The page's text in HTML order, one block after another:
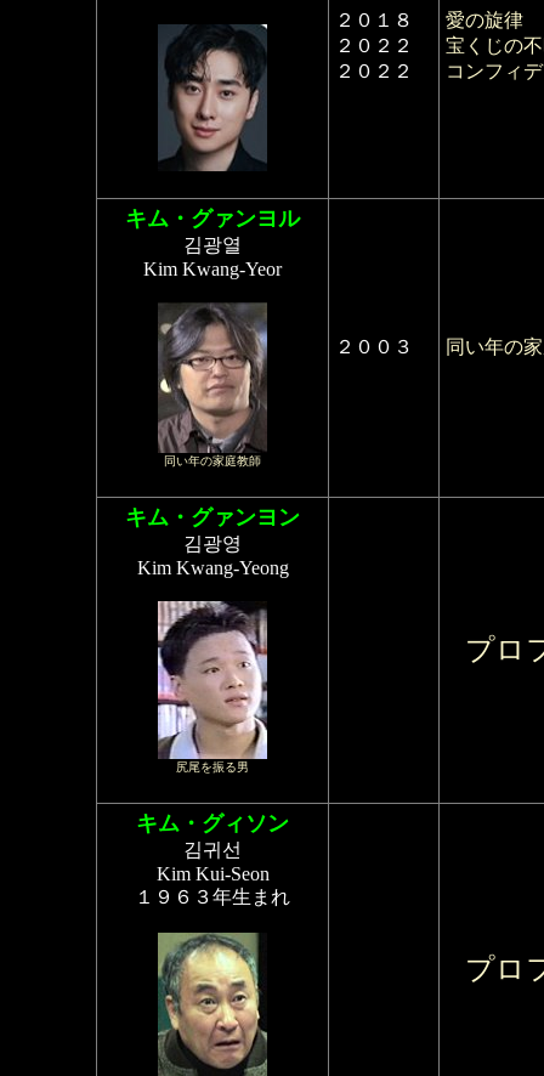
２０１８
２０２２
２０２２
愛の旋律
宝くじの
コンフィ
キム・グァンヨル
김광열
Kim Kwang-Yeor
同い年の家庭教師
２００３ 同い年の
キム・グァンヨン
김광영
Kim Kwang-Yeong
尻尾を振る男
プロ
キム・グィソン
김귀선
Kim Kui-Seon
１９６３年生まれ
プロ